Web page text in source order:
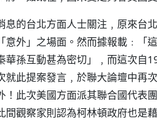
息的台北方面人士關注﹐原來台
意外」之場面。然而據報載﹕「
華孫互動甚為密切」﹐而這次自
就此提案發言﹐於聯大論壇中再
！此次美國方面派其聯合國代表
間觀察家則認為柯林頓政府也是